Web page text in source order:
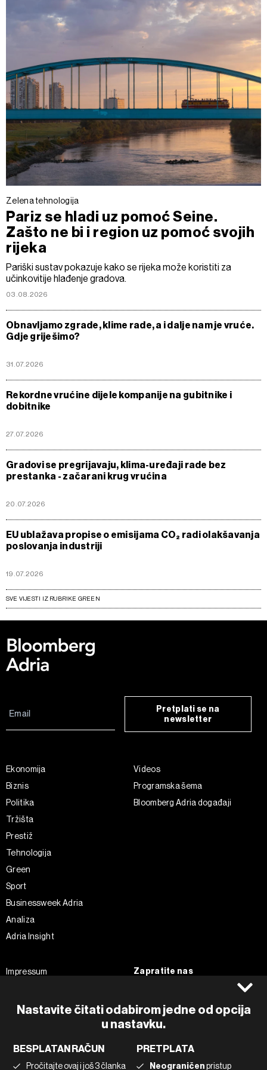
Zelena tehnologija
Pariz se hladi uz pomoć Seine.
Zašto ne bi i region uz pomoć svojih
rijeka
Pariški sustav pokazuje kako se rijeka može koristiti za
učinkovitije hlađenje gradova.
03.08.2026
Obnavljamo zgrade, klime rade, a i dalje nam je vruće.
Gdje griješimo?
31.07.2026
Rekordne vrućine dijele kompanije na gubitnike i
dobitnike
27.07.2026
Gradovi se pregrijavaju, klima-uređaji rade bez
prestanka - začarani krug vrućina
20.07.2026
EU ublažava propise o emisijama CO₂ radi olakšavanja
poslovanja industriji
19.07.2026
SVE VIJESTI IZ RUBRIKE GREEN
Nastavite čitati odabirom jedne od opcija
u nastavku.
BESPLATAN RAČUN
Pročitajte ovaj i još 3 članka
PRETPLATA
Neograničenpristup
Pretplati se na
newsletter
Ekonomija
Biznis
Politika
Tržišta
Prestiž
Tehnologija
Green
Sport
Businessweek Adria
Analiza
Adria Insight
Videos
Programska šema
Bloomberg Adria događaji
Impressum
Pravila privatnosti
Korištenje umjetne inteligencije
Zapratite nas
Instagram
Twitter
Tiktok